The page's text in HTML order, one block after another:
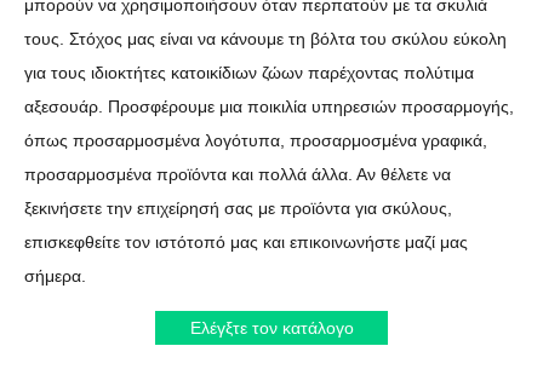
μπορούν να χρησιμοποιήσουν όταν περπατούν με τα σκυλιά
τους. Στόχος μας είναι να κάνουμε τη βόλτα του σκύλου εύκολη
για τους ιδιοκτήτες κατοικίδιων ζώων παρέχοντας πολύτιμα
αξεσουάρ. Προσφέρουμε μια ποικιλία υπηρεσιών προσαρμογής,
όπως προσαρμοσμένα λογότυπα, προσαρμοσμένα γραφικά,
προσαρμοσμένα προϊόντα και πολλά άλλα. Αν θέλετε να
ξεκινήσετε την επιχείρησή σας με προϊόντα για σκύλους,
επισκεφθείτε τον ιστότοπό μας και επικοινωνήστε μαζί μας
σήμερα.
Ελέγξτε τον κατάλογο